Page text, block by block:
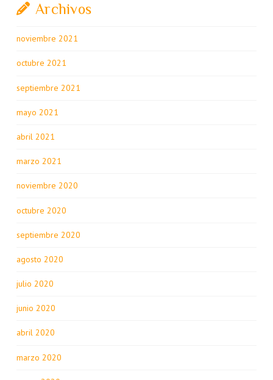
Archivos
noviembre 2021
octubre 2021
septiembre 2021
mayo 2021
abril 2021
marzo 2021
noviembre 2020
octubre 2020
septiembre 2020
agosto 2020
julio 2020
junio 2020
abril 2020
marzo 2020